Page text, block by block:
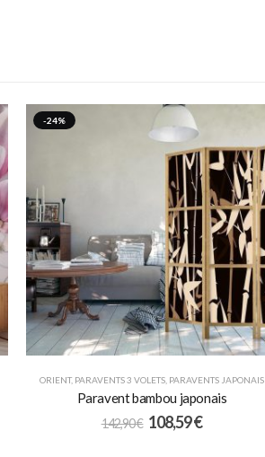
-24%
ORIENT, PARAVENTS 3 VOLETS, PARAVENTS JAPONAIS
Paravent bambou japonais
142,90€ 108,59€